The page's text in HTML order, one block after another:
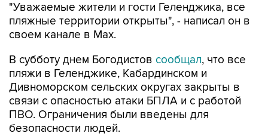
"Уважаемые жители и гости Геленджика, все
пляжные территории открыты", - написал он в
своем канале в Max.
В субботу днем Богодистов сообщал, что все
пляжи в Геленджике, Кабардинском и
Дивноморском сельских округах закрыты в
связи с опасностью атаки БПЛА и с работой
ПВО. Ограничения были введены для
безопасности людей.